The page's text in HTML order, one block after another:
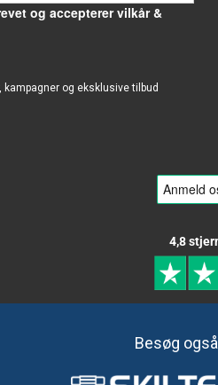
og accepterer vilkår &
og eksklusive tilbud
4,8
Besøg